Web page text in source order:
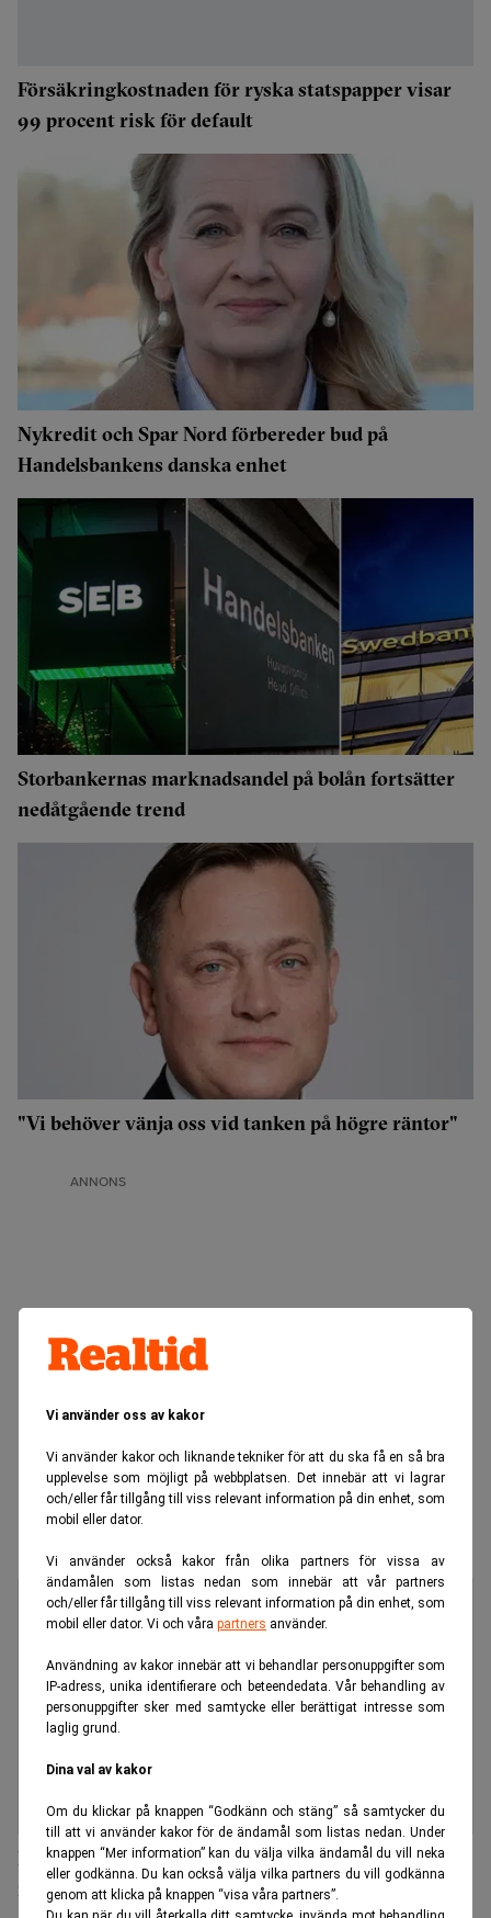
Vi använder oss av kakor
Vi använder kakor och liknande tekniker för att du ska få en så bra
upplevelse som möjligt på webbplatsen. Det innebär att vi lagrar
och/eller får tillgång till viss relevant information på din enhet, som
mobil eller dator.
Vi använder också kakor från olika partners för vissa av
ändamålen som listas nedan som innebär att vår partners
och/eller får tillgång till viss relevant information på din enhet, som
mobil eller dator. Vi och våra partners använder.
Användning av kakor innebär att vi behandlar personuppgifter som
IP-adress, unika identifierare och beteendedata. Vår behandling av
personuppgifter sker med samtycke eller berättigat intresse som
laglig grund.
Dina val av kakor
Om du klickar på knappen “Godkänn och stäng” så samtycker du
till att vi använder kakor för de ändamål som listas nedan. Under
knappen “Mer information” kan du välja vilka ändamål du vill neka
eller godkänna. Du kan också välja vilka partners du vill godkänna
genom att klicka på knappen “visa våra partners”.
Försäkringkostnaden för ryska statspapper visar
99 procent risk för default
Nykredit och Spar Nord förbereder bud på
Handelsbankens danska enhet
Storbankernas marknadsandel på bolån fortsätter
nedåtgående trend
"Vi behöver vänja oss vid tanken på högre räntor"
ANNONS
Fullständigt transaktionsförbud för fyra ryska
nyckelbanker